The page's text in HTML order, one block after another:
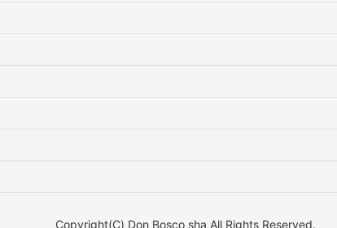
Copyright(C) Don Bosco sha All Rights Reserved.